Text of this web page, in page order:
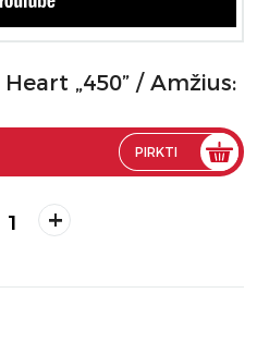
„450” / Amžius:
PIRKTI
+